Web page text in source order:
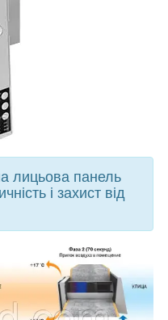
лицьова панель
і захист від